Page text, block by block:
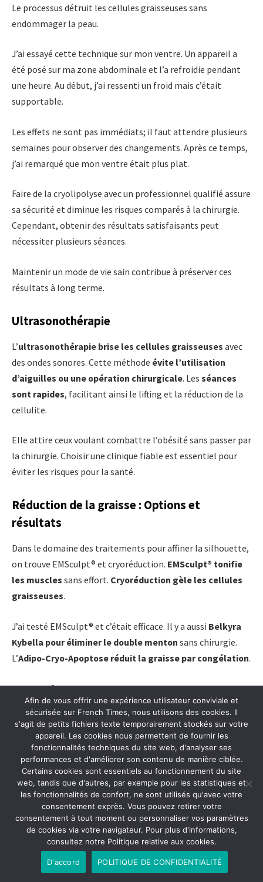
Le processus détruit les cellules graisseuses sans
endommager la peau.
J’ai essayé cette technique sur mon ventre. Un appareil a
été posé sur ma zone abdominale et l’a refroidie pendant
une heure. Au début, j’ai ressenti un froid mais c’était
supportable.
Les effets ne sont pas immédiats; il faut attendre plusieurs
semaines pour observer des changements. Après ce temps,
j’ai remarqué que mon ventre était plus plat.
Faire de la cryolipolyse avec un professionnel qualifié assure
sa sécurité et diminue les risques comparés à la chirurgie.
Cependant, obtenir des résultats satisfaisants peut
nécessiter plusieurs séances.
Maintenir un mode de vie sain contribue à préserver ces
résultats à long terme.
Ultrasonothérapie
L’ultrasonothérapie brise les cellules graisseuses avec
des ondes sonores. Cette méthode évite l’utilisation
d’aiguilles ou une opération chirurgicale. Les séances
sont rapides, facilitant ainsi le lifting et la réduction de la
cellulite.
Elle attire ceux voulant combattre l’obésité sans passer par
la chirurgie. Choisir une clinique fiable est essentiel pour
éviter les risques pour la santé.
Réduction de la graisse : Options et
résultats
Dans le domaine des traitements pour affiner la silhouette,
on trouve EMSculpt® et cryoréduction. EMSculpt® tonifie
les muscles sans effort. Cryoréduction gèle les cellules
graisseuses.
J’ai testé EMSculpt® et c’était efficace. Il y a aussi Belkyra
Kybella pour éliminer le double menton sans chirurgie.
L’Adipo-Cryo-Apoptose réduit la graisse par congélation.
EMSculpt® rend la silhouette plus tonique. Belkyra Kybella
est efficace contre le double menton, selon les photos
avant/après. Laliposuccion enlève directement la
graissemais nécessite du temps de récupération.
Il faut choisir un traitement adapté à ses besoins et
consulter un spécialiste pour obtenir de bons conseils. Les
options sont nombreuses et peuvent donner d’excellents
résultats avec l’approche correcte.
Quel est le coût des injections dissolvantes ?
Le prix des injections dissolvantes change selon plusieurs
Afin de vous offrir une expérience utilisateur conviviale et
sécurisée sur French Times, nous utilisons des cookies. Il
s'agit de petits fichiers texte temporairement stockés sur votre
appareil. Les cookies nous permettent de fournir les
fonctionnalités techniques du site web, d'analyser ses
performances et d'améliorer son contenu de manière ciblée.
Certains cookies sont essentiels au fonctionnement du site
web, tandis que d'autres, par exemple pour les statistiques et
les fonctionnalités de confort, ne sont utilisés qu'avec votre
consentement exprès. Vous pouvez retirer votre
consentement à tout moment ou personnaliser vos paramètres
de cookies via votre navigateur. Pour plus d'informations,
consultez notre Politique relative aux cookies.
D'accord POLITIQUE DE CONFIDENTIALITÉ